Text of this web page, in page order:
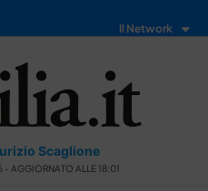
Il Network
Scaglione
AGGIORNATO ALLE 18:01